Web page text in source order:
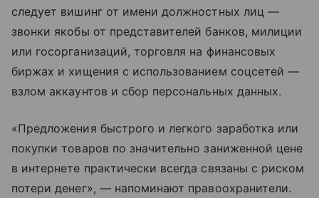
следует вишинг от имени должностных лиц —
звонки якобы от представителей банков, милиции
или госорганизаций, торговля на финансовых
биржах и хищения с использованием соцсетей —
взлом аккаунтов и сбор персональных данных.
«Предложения быстрого и легкого заработка или
покупки товаров по значительно заниженной цене
в интернете практически всегда связаны с риском
потери денег», — напоминают правоохранители.